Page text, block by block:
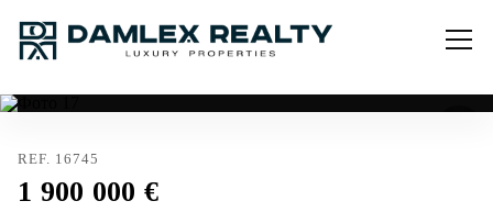
REF. 16745
1 900 000